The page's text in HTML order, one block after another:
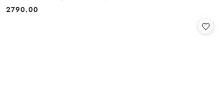
Cena:
2790.00